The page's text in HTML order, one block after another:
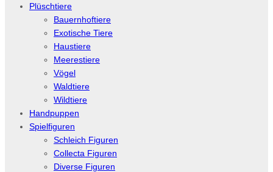
Plüschtiere
Bauernhoftiere
Exotische Tiere
Haustiere
Meerestiere
Vögel
Waldtiere
Wildtiere
Handpuppen
Spielfiguren
Schleich Figuren
Collecta Figuren
Diverse Figuren